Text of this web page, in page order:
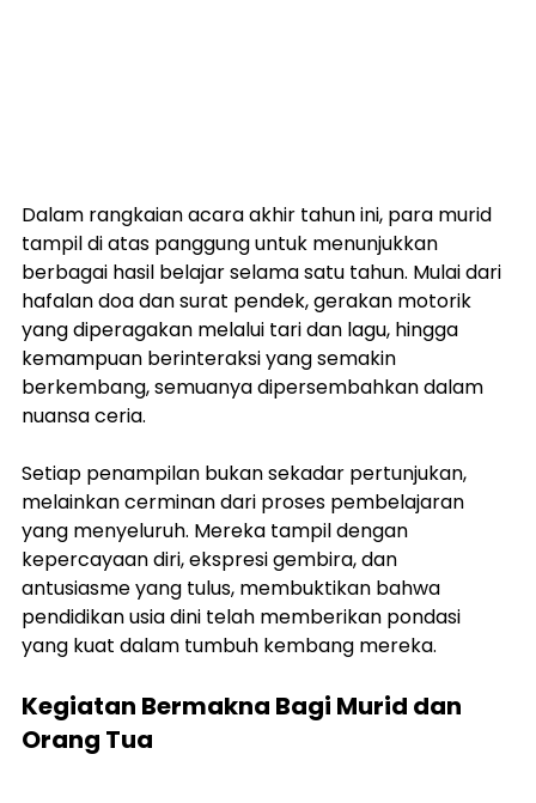
Dalam rangkaian acara akhir tahun ini, para murid
tampil di atas panggung untuk menunjukkan
berbagai hasil belajar selama satu tahun. Mulai dari
hafalan doa dan surat pendek, gerakan motorik
yang diperagakan melalui tari dan lagu, hingga
kemampuan berinteraksi yang semakin
berkembang, semuanya dipersembahkan dalam
nuansa ceria.
Setiap penampilan bukan sekadar pertunjukan,
melainkan cerminan dari proses pembelajaran
yang menyeluruh. Mereka tampil dengan
kepercayaan diri, ekspresi gembira, dan
antusiasme yang tulus, membuktikan bahwa
pendidikan usia dini telah memberikan pondasi
yang kuat dalam tumbuh kembang mereka.
Kegiatan Bermakna Bagi Murid dan
Orang Tua